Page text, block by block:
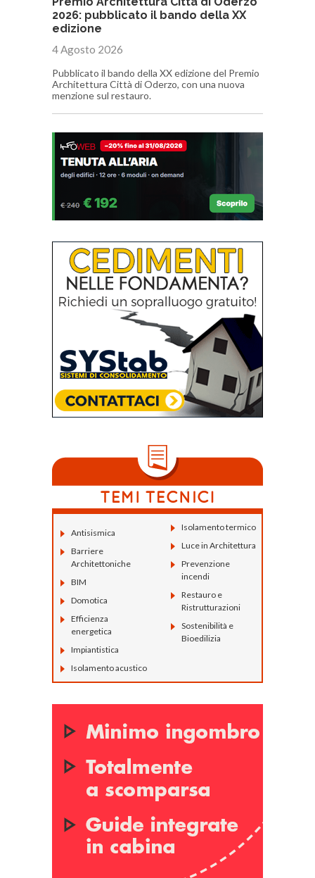
2026: pubblicato il bando della XX
edizione
4 Agosto 2026
Pubblicato il bando della XX edizione del Premio
Architettura Città di Oderzo, con una nuova
menzione sul restauro.
Antisismica
Barriere
Architettoniche
BIM
Domotica
Efficienza
energetica
Impiantistica
Isolamento acustico
Isolamento termico
Luce in Architettura
Prevenzione
incendi
Restauro e
Ristrutturazioni
Sostenibilità e
Bioedilizia